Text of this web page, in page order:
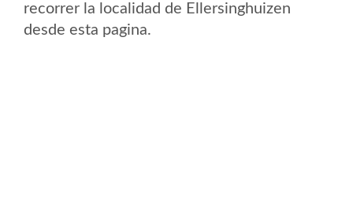
recorrer la localidad de Ellersinghuizen
desde esta pagina.